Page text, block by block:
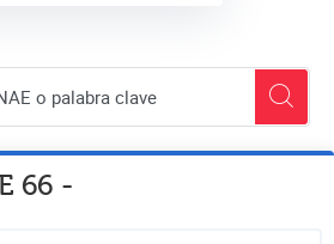
66 -